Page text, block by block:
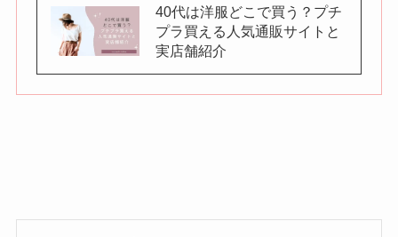
40代は洋服どこで買う？プチ
プラ買える人気通販サイトと
実店舗紹介